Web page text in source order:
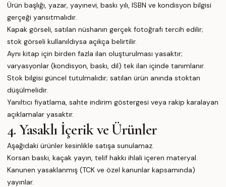
Ürün başlığı, yazar, yayınevi, baskı yılı, ISBN ve kondisyon bilgisi
gerçeği yansıtmalıdır.
Kapak görseli, satılan nüshanın gerçek fotoğrafı tercih edilir;
stok görseli kullanıldıysa açıkça belirtilir.
Aynı kitap için birden fazla ilan oluşturulması yasaktır;
varyasyonlar (kondisyon, baskı, dil) tek ilan içinde tanımlanır.
Stok bilgisi güncel tutulmalıdır; satılan ürün anında stoktan
düşülmelidir.
Yanıltıcı fiyatlama, sahte indirim göstergesi veya rakip karalayan
açıklamalar yasaktır.
4. Yasaklı İçerik ve Ürünler
Aşağıdaki ürünler kesinlikle satışa sunulamaz.
Korsan baskı, kaçak yayın, telif hakkı ihlali içeren materyal.
Kanunen yasaklanmış (TCK ve özel kanunlar kapsamında)
yayınlar.